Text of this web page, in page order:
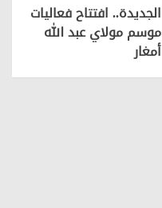
الجديدة.. افتتاح فعاليات
موسم مولاي عبد الله
أمغار